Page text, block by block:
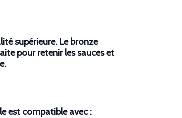
supérieure. Le bronze
pour retenir les sauces et
est compatible avec :